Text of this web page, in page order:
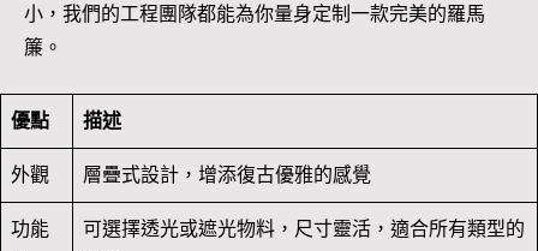
小，我們的工程團隊都能為你量身定制一款完美的羅馬
簾。
優點 描述
外觀 層疊式設計，增添復古優雅的感覺
功能
可選擇透光或遮光物料，尺寸靈活，適合所有類型的